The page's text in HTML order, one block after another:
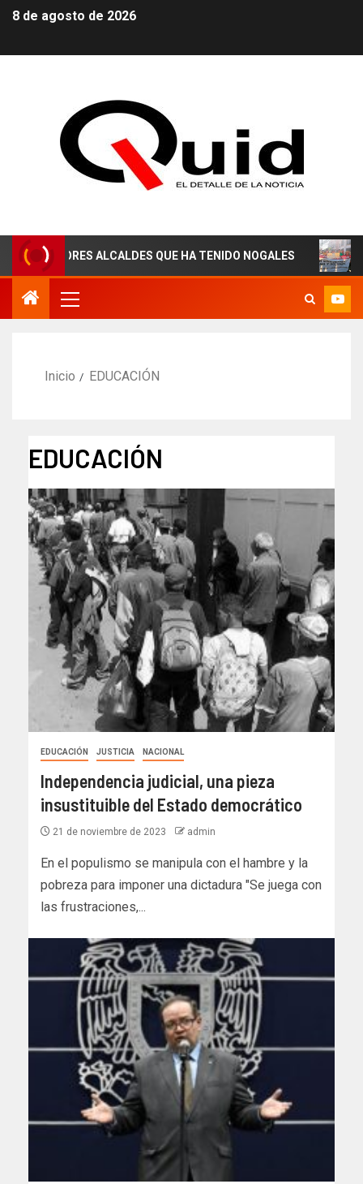
8 de agosto de 2026
ALCALDES QUE HA TENIDO NOGALES ¡AGUAS
Inicio EDUCACIÓN
EDUCACIÓN
EDUCACIÓN JUSTICIA NACIONAL
Independencia judicial, una pieza
insustituible del Estado democrático
21 de noviembre de 2023 admin
En el populismo se manipula con el hambre y la
pobreza para imponer una dictadura "Se juega con
las frustraciones,...